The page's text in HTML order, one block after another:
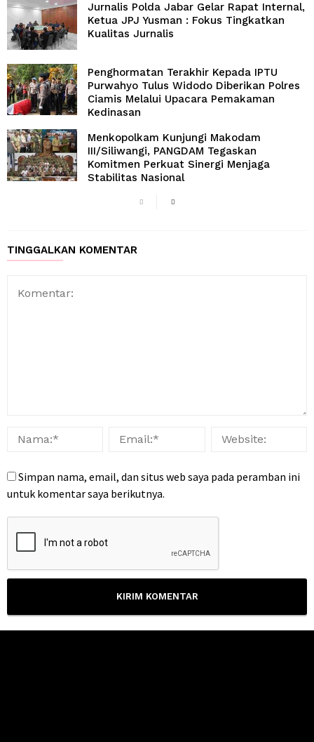
Jurnalis Polda Jabar Gelar Rapat Internal,
Ketua JPJ Yusman : Fokus Tingkatkan
Kualitas Jurnalis
Penghormatan Terakhir Kepada IPTU
Purwahyo Tulus Widodo Diberikan Polres
Ciamis Melalui Upacara Pemakaman
Kedinasan
Menkopolkam Kunjungi Makodam
III/Siliwangi, PANGDAM Tegaskan
Komitmen Perkuat Sinergi Menjaga
Stabilitas Nasional
TINGGALKAN KOMENTAR
Simpan nama, email, dan situs web saya pada peramban ini
untuk komentar saya berikutnya.